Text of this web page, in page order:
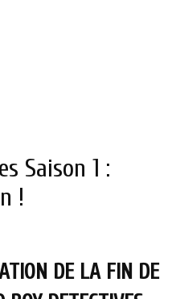
Saison 1 :
!
DE LA FIN DE